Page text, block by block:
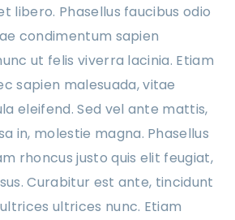
libero. Phasellus faucibus odio
condimentum sapien
ut felis viverra lacinia. Etiam
sapien malesuada, vitae
eleifend. Sed vel ante mattis,
in, molestie magna. Phasellus
rhoncus justo quis elit feugiat,
Curabitur est ante, tincidunt
ultrices nunc. Etiam